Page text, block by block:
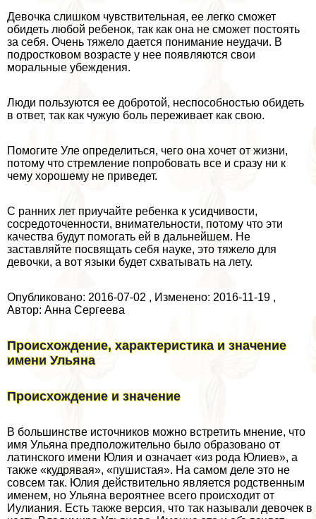
Девочка слишком чувствительная, ее легко сможет
обидеть любой ребенок, так как она не сможет постоять
за себя. Очень тяжело дается понимание неудачи. В
подростковом возрасте у нее появляются свои
мopaльные убеждения.
Люди пользуются ее добротой, неспособностью обидеть
в ответ, так как чужую боль переживает как свою.
Помогите Уле определиться, чего она хочет от жизни,
потому что стремление попробовать все и сразу ни к
чему хорошему не приведет.
С ранних лет приучайте ребенка к усидчивости,
сосредоточенности, внимательности, потому что эти
качества будут помогать ей в дальнейшем. Не
заставляйте посвящать себя науке, это тяжело для
дeвoчки, а вот языки будет схватывать на лету.
Опубликовано: 2016-07-02 , Изменено: 2016-11-19 ,
Автор: Анна Сергеева
Происхождение, хаpaктеристика и значение
имени Ульяна
Происхождение и значение
В большинстве источников можно встретить мнение, что
имя Ульяна предположительно было образовано от
латинского имени Юлия и означает «из рода Юлиев», а
также «кудрявая», «пушистая». На самом деле это не
совсем так. Юлия действительно является родственным
именем, но Ульяна вероятнее всего происходит от
Иулиания. Есть также версия, что так называли девочек в